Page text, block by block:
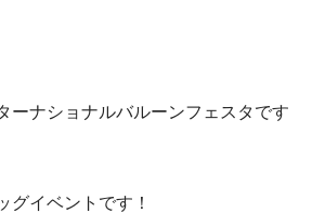
ーナショナルバルーンフェスタです
グイベントです！